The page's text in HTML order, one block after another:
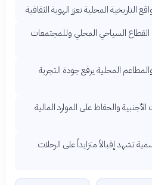
التاريخية المحلية تعزز الهوية الثقافية
السياحي المحلي وللمجتمعات
المحلية يرفع جودة التجربة
والحفاظ على الموارد المالية
تشهد إقبالاً متزايداً على الرحلات